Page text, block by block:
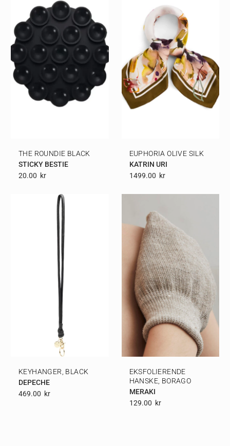
THE ROUNDIE BLACK
STICKY BESTIE
20.00 Kr
EUPHORIA OLIVE SILK
KATRIN URI
1499.00 Kr
KEYHANGER, BLACK
DEPECHE
469.00 Kr
EKSFOLIERENDE
HANSKE, BORAGO
MERAKI
129.00 Kr